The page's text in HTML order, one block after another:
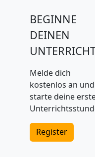
BEGINNE
DEINEN
Melde dich
kostenlos an und
starte deine
Register